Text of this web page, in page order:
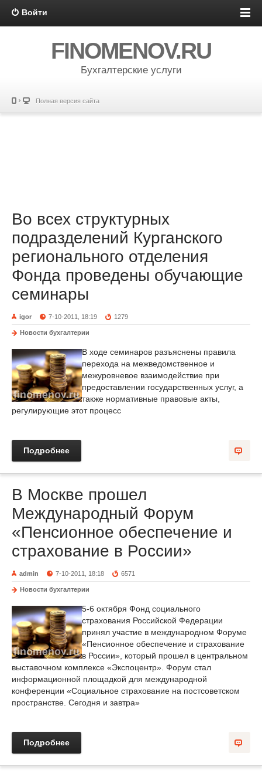
Войти
FINOMENOV.RU
Бухгалтерские услуги
Полная версия сайта
Во всех структурных
подразделений Курганского
регионального отделения
Фонда проведены обучающие
семинары
igor 7-10-2011, 18:19 1279
Новости бухгалтерии
В ходе семинаров разъяснены правила
перехода на межведомственное и
межуровневое взаимодействие при
предоставлении государственных услуг, а
также нормативные правовые акты,
регулирующие этот процесс
Подробнее
В Москве прошел
Международный Форум
«Пенсионное обеспечение и
страхование в России»
admin 7-10-2011, 18:18 6571
Новости бухгалтерии
5-6 октября Фонд социального
страхования Российской Федерации
принял участие в международном Форуме
«Пенсионное обеспечение и страхование
в России», который прошел в центральном
выставочном комплексе «Экспоцентр». Форум стал
информационной площадкой для международной
конференции «Социальное страхование на постсоветском
пространстве. Сегодня и завтра»
Подробнее